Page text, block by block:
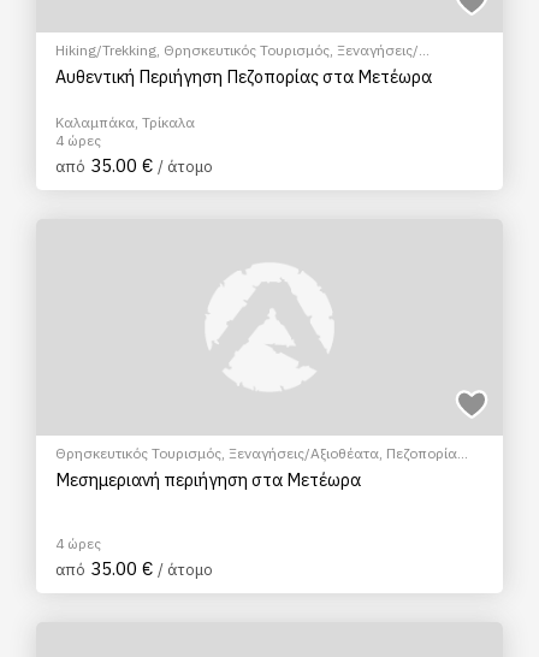
Hiking/Trekking, Θρησκευτικός Τουρισμός, Ξεναγήσεις/
Αξιοθέατα
Αυθεντική Περιήγηση Πεζοπορίας στα Μετέωρα
Καλαμπάκα, Τρίκαλα
4 ώρες
από 35.00 € / άτομο
Θρησκευτικός Τουρισμός, Ξεναγήσεις/Αξιοθέατα, Πεζοπορία
Πόλης
Πολιτιστικά - Πολιτισμικά
Μεσημεριανή περιήγηση στα Μετέωρα
4 ώρες
από 35.00 € / άτομο